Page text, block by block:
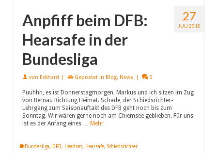
27
JULI 2018
Anpfiff beim DFB:
Hearsafe in der
Bundesliga
von Eckhard | Gepostet in Blog, News | 0
Puuhhh, es ist Donnerstagmorgen. Markus und ich sitzen im Zug
von Bernau Richtung Heimat. Schade, der Schiedsrichter-
Lehrgang zum Saisonauftakt des DFB geht noch bis zum
Sonntag. Wir wären gerne noch am Chiemsee geblieben. Für uns
ist es der Anfang eines … Mehr
Bundesliga, DFB, Headset, Hearsafe, Schiedsrichter